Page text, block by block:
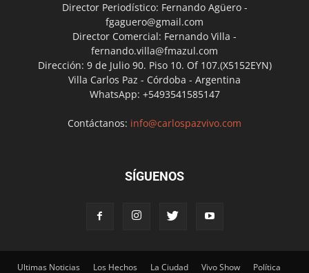
Director Periodístico: Fernando Agüero -
fgaguero@gmail.com
Director Comercial: Fernando Villa -
fernando.villa@fmazul.com
Dirección: 9 de Julio 90. Piso 10. Of 107.(X5152EYN)
Villa Carlos Paz - Córdoba - Argentina
WhatsApp: +5493541585147
Contáctanos: info@carlospazvivo.com
SÍGUENOS
Ultimas Noticias Los Hechos La Ciudad Vivo Show Política